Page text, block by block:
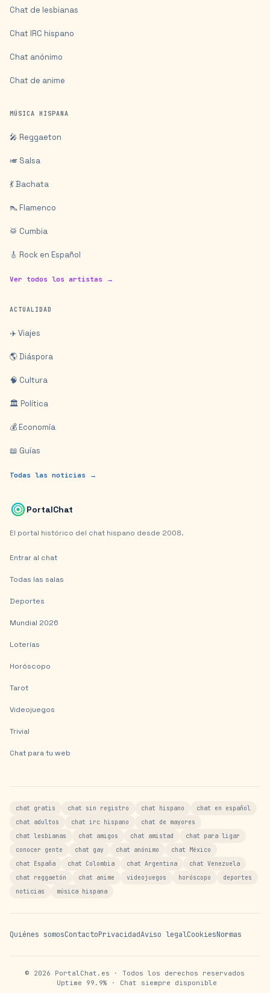
Chat de lesbianas
Chat IRC hispano
Chat anónimo
Chat de anime
MÚSICA HISPANA
🎤 Reggaeton
🎺 Salsa
💃 Bachata
👠 Flamenco
🥁 Cumbia
🎸 Rock en Español
Ver todos los artistas →
ACTUALIDAD
✈️ Viajes
🌎 Diáspora
🧠 Cultura
🏛️ Política
💰 Economía
📖 Guías
Todas las noticias →
PortalChat
El portal histórico del chat hispano desde 2008.
Entrar al chat
Todas las salas
Deportes
Mundial 2026
Loterías
Horóscopo
Tarot
Videojuegos
Trivial
Chat para tu web
chat gratis chat sin registro chat hispano
chat en español
chat adultos
chat irc hispano
chat de mayores
chat lesbianas
chat amigos chat amistad
chat para ligar
conocer gente
chat gay chat anónimo
chat México
chat España
chat Colombia chat Argentina
chat Venezuela
chat reggaetón
chat anime videojuegos horóscopo
deportes
noticias
música hispana
Quiénes somosContactoPrivacidadAviso legalCookiesNormas
© 2026 PortalChat.es · Todos los derechos reservados
Uptime 99.9% · Chat siempre disponible